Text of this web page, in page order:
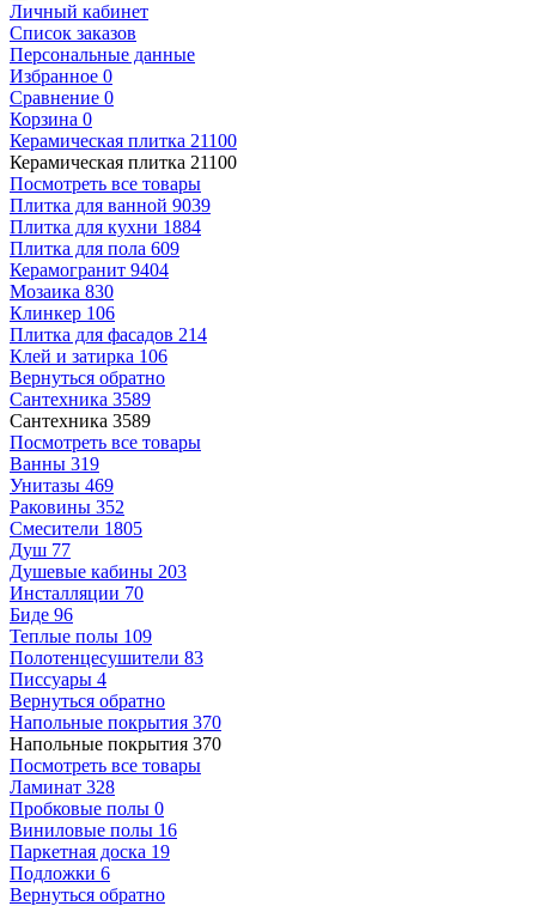
Личный кабинет
Список заказов
Персональные данные
Избранное 0
Сравнение 0
Корзина 0
Керамическая плитка 21100
Керамическая плитка 21100
Посмотреть все товары
Плитка для ванной 9039
Плитка для кухни 1884
Плитка для пола 609
Керамогранит 9404
Мозаика 830
Клинкер 106
Плитка для фасадов 214
Клей и затирка 106
Вернуться обратно
Сантехника 3589
Сантехника 3589
Посмотреть все товары
Ванны 319
Унитазы 469
Раковины 352
Смесители 1805
Душ 77
Душевые кабины 203
Инсталляции 70
Биде 96
Теплые полы 109
Полотенцесушители 83
Писсуары 4
Вернуться обратно
Напольные покрытия 370
Напольные покрытия 370
Посмотреть все товары
Ламинат 328
Пробковые полы 0
Виниловые полы 16
Паркетная доска 19
Подложки 6
Вернуться обратно